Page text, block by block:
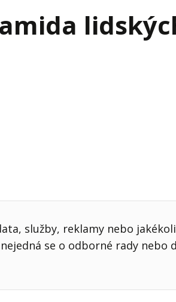
řízení
služby, reklamy nebo
se o odborné rady